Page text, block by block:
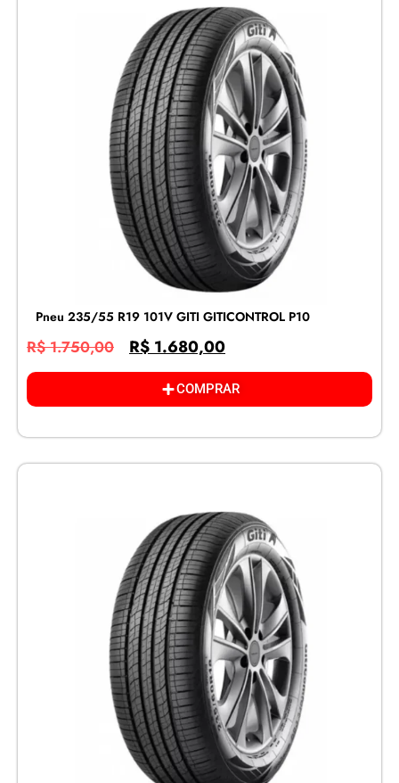
Pneu 235/55 R19 101V GITI GITICONTROL P10
R$1.750,00 R$ 1.680,00
COMPRAR